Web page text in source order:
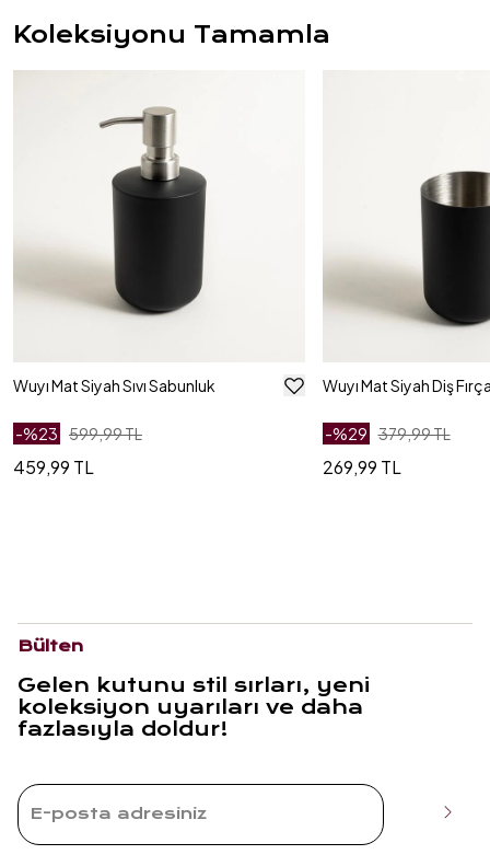
Koleksiyonu Tamamla
Wuyı Mat Siyah Sıvı Sabunluk
-%23 599,99 TL
459,99 TL
Wuyı Mat Siyah Diş
-%29 379,99 TL
269,99 TL
Bülten
Gelen kutunu stil sırları, yeni
koleksiyon uyarıları ve daha
fazlasıyla doldur!